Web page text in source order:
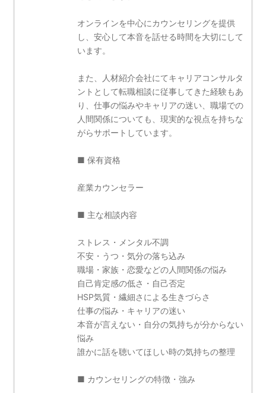
オンラインを中心にカウンセリングを提供
し、安心して本音を話せる時間を大切にして
います。
また、人材紹介会社にてキャリアコンサルタ
ントとして転職相談に従事してきた経験もあ
り、仕事の悩みやキャリアの迷い、職場での
人間関係についても、現実的な視点を持ちな
がらサポートしています。
■ 保有資格
産業カウンセラー
■ 主な相談内容
ストレス・メンタル不調
不安・うつ・気分の落ち込み
職場・家族・恋愛などの人間関係の悩み
自己肯定感の低さ・自己否定
HSP気質・繊細さによる生きづらさ
仕事の悩み・キャリアの迷い
本音が言えない・自分の気持ちが分からない
悩み
誰かに話を聴いてほしい時の気持ちの整理
■ カウンセリングの特徴・強み